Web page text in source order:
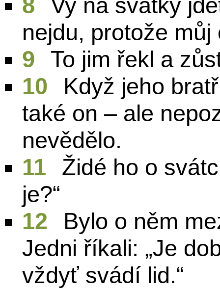
8
Vy na svátky
nejdu, protože můj
9
To jim řekl a
10
Když jeho
také on – ale
nevědělo.
11
Židé ho o
je?“
12
Bylo o něm
Jedni říkali: „Je
vždyť svádí lid.“